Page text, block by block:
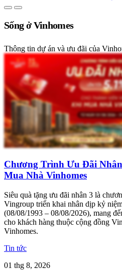
Sống ở Vinhomes
Thông tin dự án và ưu đãi của
Chương Trình Ưu Đãi
Mua Nhà Vinhomes
Siêu quà tặng ưu đãi nhân 3 là
Vingroup triển khai nhân dịp kỷ
(08/08/1993 – 08/08/2026), mang
cho khách hàng thuộc cộng đồng
Vinhomes.
Tin tức
01 thg 8, 2026